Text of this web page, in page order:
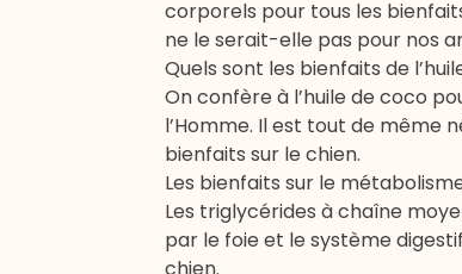
corporels pour tous les
ne le serait-elle pas pour nos
Quels sont les bienfaits de
On confère à l’huile de coco
l’Homme. Il est tout de même
bienfaits sur le chien.
Les bienfaits sur le
Les triglycérides à chaîne
par le foie et le système
chien.